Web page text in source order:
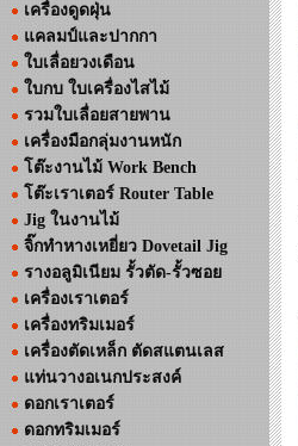
เครื่องดูดฝุ่น
แคลมป์และปากกา
ใบเลื่อยวงเดือน
ใบกบ ใบเครื่องไสไม้
รวมใบเลื่อยสายพาน
เครื่องมือกลุ่มงานหนัก
โต๊ะงานไม้ Work Bench
โต๊ะเราเตอร์ Router Table
Jig ในงานไม้
จิ๊กทำหางเหยี่ยว Dovetail Jig
รางอลูมิเนียม รั้วตัด-รั้วซอย
เครื่องเราเตอร์
เครื่องทริมเมอร์
เครื่องตัดเหล็ก ตัดสแตนเลส
แท่นวางอเนกประสงค์
ดอกเราเตอร์
ดอกทริมเมอร์